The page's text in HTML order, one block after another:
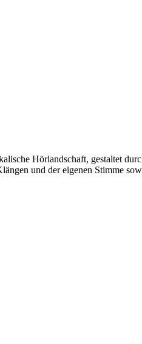
Hörlandschaft, gestaltet
und der eigenen Stimme